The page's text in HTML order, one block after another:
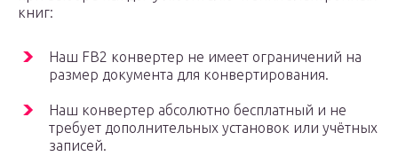
книг:
Наш FB2 конвертер не имеет ограничений на
размер документа для конвертирования.
Наш конвертер абсолютно бесплатный и не
требует дополнительных установок или учётных
записей.